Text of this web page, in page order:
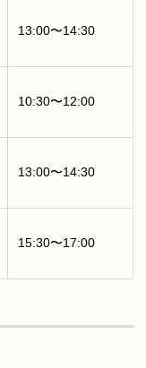
13:00〜14:30
10:30〜12:00
13:00〜14:30
15:30〜17:00